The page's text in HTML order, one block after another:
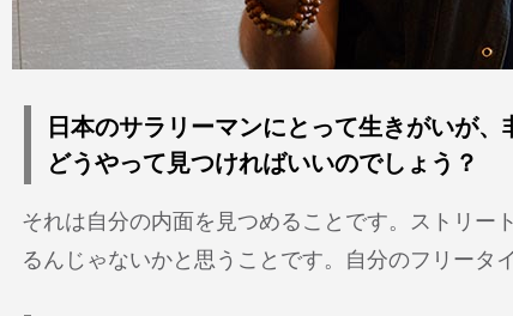
日本のサラリーマンにとって生きがいが
どうやって見つければいいのでしょう？
それは自分の内面を見つめることです。ストリー
るんじゃないかと思うことです。自分のフリータ